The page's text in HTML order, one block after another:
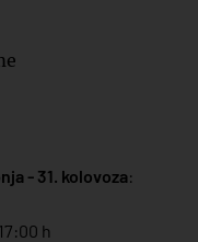
- 31. kolovoza:
h